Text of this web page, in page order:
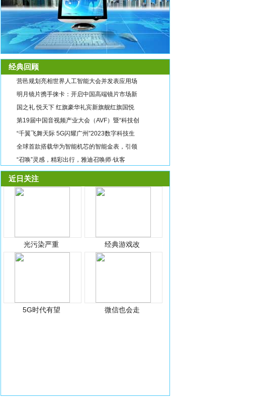
经典回顾
营邑规划亮相世界人工智能大会并发表应用场
明月镜片携手徕卡：开启中国高端镜片市场新
国之礼 悦天下 红旗豪华礼宾新旗舰红旗国悦
第19届中国音视频产业大会（AVF）暨“科技创
“千翼飞舞天际 5G闪耀广州”2023数字科技生
全球首款搭载华为智能机芯的智能金表，引领
“召唤”灵感，精彩出行，雅迪召唤师·钛客
近日关注
光污染严重 经典游戏改
5G时代有望 微信也会走